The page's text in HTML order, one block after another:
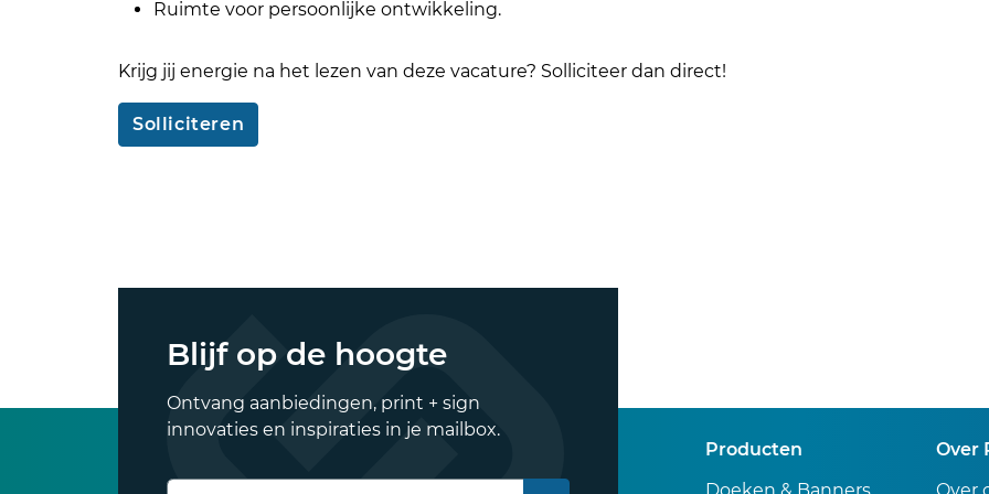
Ruimte voor persoonlijke ontwikkeling.
Krijg jij energie na het lezen van deze vacature? Solliciteer dan direct!
Solliciteren
Blijf op de hoogte
Ontvang aanbiedingen, print + sign
innovaties en inspiraties in je mailbox.
Producten
Over